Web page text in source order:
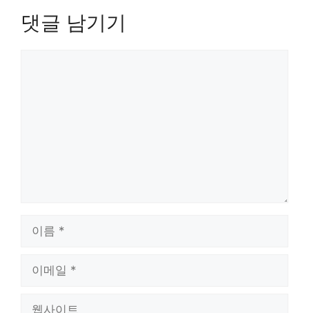
댓글 남기기